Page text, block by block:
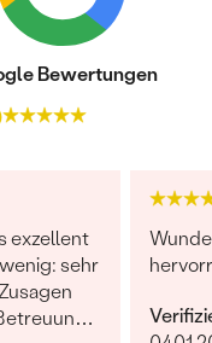
Bewertungen
exzellent
sehr